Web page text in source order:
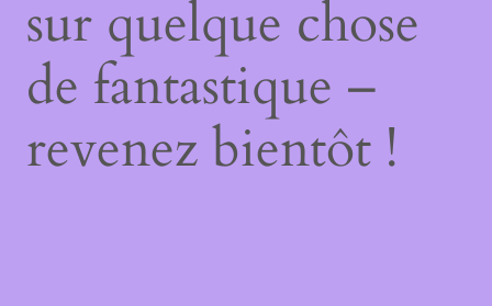
sur quelque chose
de fantastique –
revenez bientôt !